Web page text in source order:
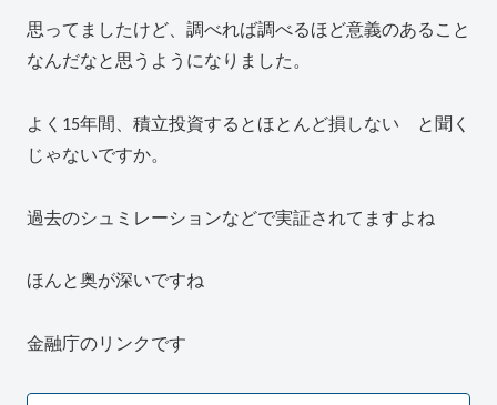
思ってましたけど、調べれば調べるほど意義のあること
なんだなと思うようになりました。
よく15年間、積立投資するとほとんど損しない と聞く
じゃないですか。
過去のシュミレーションなどで実証されてますよね
ほんと奥が深いですね
金融庁のリンクです